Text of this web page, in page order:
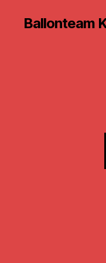
Ballonteam